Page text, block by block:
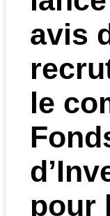
avis
le
pour